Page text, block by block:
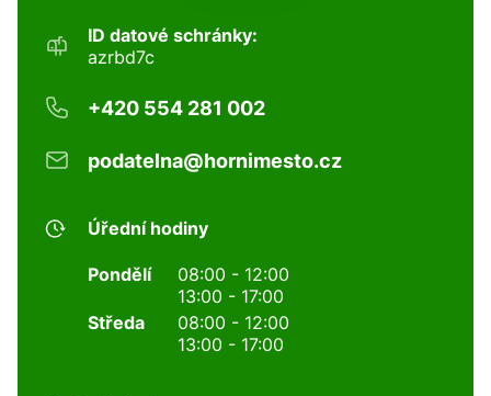
ID datové schránky:
azrbd7c
+420 554 281 002
podatelna@hornimesto.cz
Úřední hodiny
Pondělí
08:00 - 12:00
13:00 - 17:00
Středa
08:00 - 12:00
13:00 - 17:00